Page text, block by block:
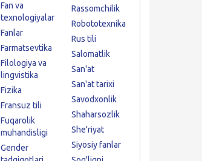
Fan va
texnologiyalar
Fanlar
Farmatsevtika
Filologiya va
lingvistika
Fizika
Fransuz tili
Fuqarolik
muhandisligi
Gender
Rassomchilik
Robototexnika
Rus tili
Salomatlik
San'at
San'at tarixi
Savodxonlik
Shaharsozlik
She'riyat
Siyosiy fanlar